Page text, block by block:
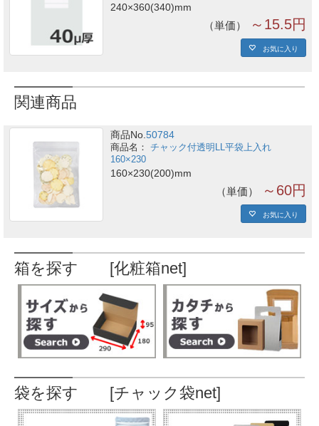
240×360(340)mm
単価 ～15.5円
お気に入り
関連商品
商品No.50784
チャック付透明LL平袋上入れ
160×230
160×230(200)mm
単価 ～60円
お気に入り
箱を探す [化粧箱net]
袋を探す [チャック袋net]